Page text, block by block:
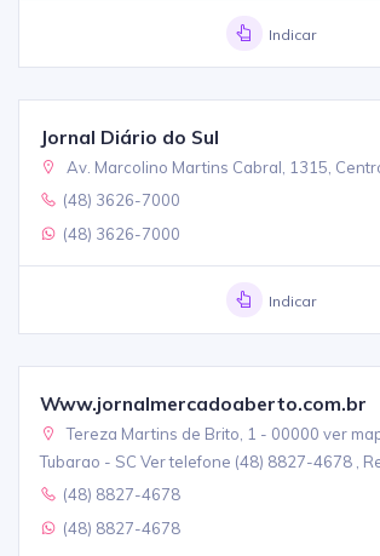
Indicar
Jornal Diário do Sul
Av. Marcolino Martins Cabral, 1315,
(48) 3626-7000
(48) 3626-7000
Indicar
Www.jornalmercadoaberto.com.br
Tereza Martins de Brito, 1 - 00000 ver
Tubarao - SC Ver telefone (48) 8827-4678 ,
(48) 8827-4678
(48) 8827-4678